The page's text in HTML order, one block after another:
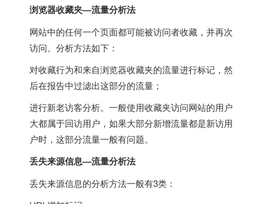
浏览器收藏夹—流量分析法
网站中的任何一个页面都可能被访问者收藏，并再次
访问。分析方法如下：
对收藏行为和来自浏览器收藏夹的流量进行标记，然
后在报告中过滤出这部分的流量；
进行新老访客分析。一般使用收藏夹访问网站的用户
大都属于回访用户，如果大部分新增流量都是新访用
户时，这部分流量一般有问题。
丢失来源信息—流量分析法
丢失来源信息的分析方法一般有3类：